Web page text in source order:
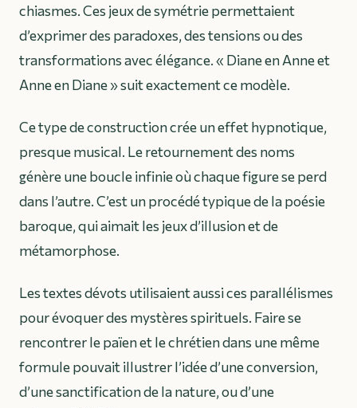
chiasmes. Ces jeux de symétrie permettaient
d’exprimer des paradoxes, des tensions ou des
transformations avec élégance. « Diane en Anne et
Anne en Diane » suit exactement ce modèle.
Ce type de construction crée un effet hypnotique,
presque musical. Le retournement des noms
génère une boucle infinie où chaque figure se perd
dans l’autre. C’est un procédé typique de la poésie
baroque, qui aimait les jeux d’illusion et de
métamorphose.
Les textes dévots utilisaient aussi ces parallélismes
pour évoquer des mystères spirituels. Faire se
rencontrer le païen et le chrétien dans une même
formule pouvait illustrer l’idée d’une conversion,
d’une sanctification de la nature, ou d’une